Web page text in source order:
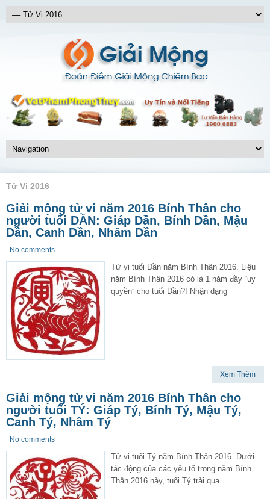
Tử Vi 2016
Giải mộng tử vi năm 2016 Bính Thân cho
người tuổi DẦN: Giáp Dần, Bính Dần, Mậu
Dần, Canh Dần, Nhâm Dần
No comments
Tử vi tuổi Dần năm Bính Thân 2016. Liệu
năm Bính Thân 2016 có là 1 năm đầy “uy
quyền” cho tuổi Dần?! Nhận dạng
Xem Thêm
Giải mộng tử vi năm 2016 Bính Thân cho
người tuổi TÝ: Giáp Tý, Bính Tý, Mậu Tý,
Canh Tý, Nhâm Tý
No comments
Tử vi tuổi Tý năm Bính Thân 2016. Dưới
tác động của các yếu tố trong năm Bính
Thân 2016 này, tuổi Tý trải qua